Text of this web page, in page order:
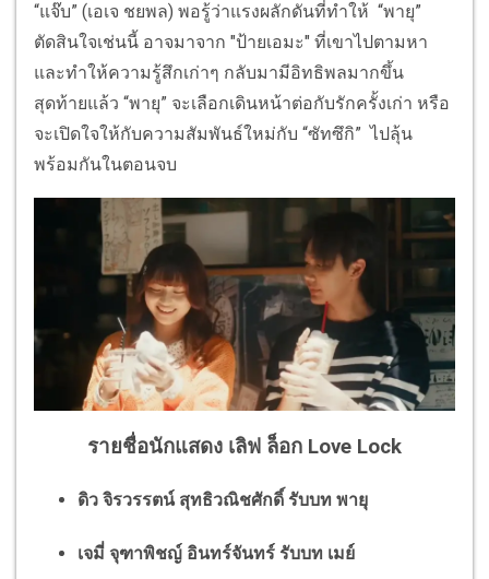
“แจ๊บ” (เอเจ ชยพล) พอรู้ว่าแรงผลักดันที่ทำให้ “พายุ”
ตัดสินใจเช่นนี้ อาจมาจาก "ป้ายเอมะ" ที่เขาไปตามหา
และทำให้ความรู้สึกเก่าๆ กลับมามีอิทธิพลมากขึ้น
สุดท้ายแล้ว “พายุ” จะเลือกเดินหน้าต่อกับรักครั้งเก่า หรือ
จะเปิดใจให้กับความสัมพันธ์ใหม่กับ “ซัทซึกิ” ไปลุ้น
พร้อมกันในตอนจบ
รายชื่อนักแสดง เลิฟ ล็อก Love Lock
ดิว จิรวรรตน์ สุทธิวณิชศักดิ์ รับบท พายุ
เจมี่ จุฑาพิชญ์ อินทร์จันทร์ รับบท เมย์